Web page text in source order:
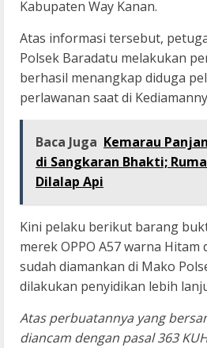
Kabupaten Way Kanan.
Atas informasi tersebut,
Polsek Baradatu melakukan
berhasil menangkap diduga
perlawanan saat di
Baca Juga Kemarau
di Sangkaran Bhakti;
Dilalap Api
Kini pelaku berikut barang
merek OPPO A57 warna Hitam
sudah diamankan di Mako
dilakukan penyidikan lebih
Atas perbuatannya yang
diancam dengan pasal 363